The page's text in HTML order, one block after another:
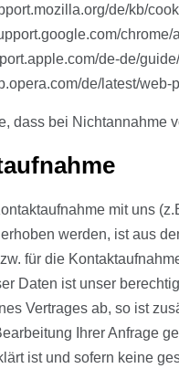
de/kb/
de-de/
de/latest/web-
dass bei Nichtannahme
mit uns
werden, ist aus
für die
Daten ist unser
Vertrages ab, so ist
Ihrer Anfrage
ist und sofern keine